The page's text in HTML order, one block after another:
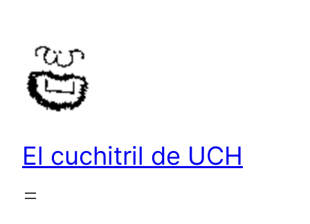
contenido
El cuchitril de UCH